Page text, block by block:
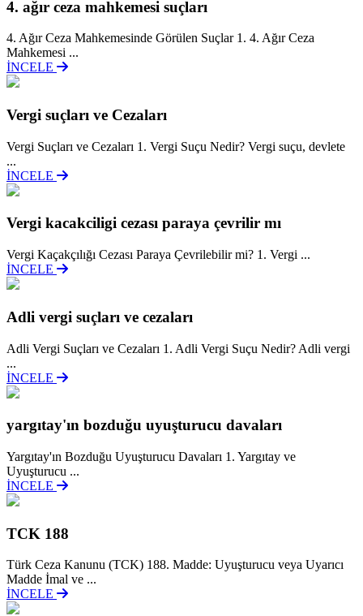
4. ağır ceza mahkemesi suçları
4. Ağır Ceza Mahkemesinde Görülen Suçlar 1. 4. Ağır Ceza
Mahkemesi ...
İNCELE
Vergi suçları ve Cezaları
Vergi Suçları ve Cezaları 1. Vergi Suçu Nedir? Vergi suçu, devlete
...
İNCELE
Vergi kacakciligi cezası paraya çevrilir mı
Vergi Kaçakçılığı Cezası Paraya Çevrilebilir mi? 1. Vergi ...
İNCELE
Adli vergi suçları ve cezaları
Adli Vergi Suçları ve Cezaları 1. Adli Vergi Suçu Nedir? Adli vergi
...
İNCELE
yargıtay'ın bozduğu uyuşturucu davaları
Yargıtay'ın Bozduğu Uyuşturucu Davaları 1. Yargıtay ve
Uyuşturucu ...
İNCELE
TCK 188
Türk Ceza Kanunu (TCK) 188. Madde: Uyuşturucu veya Uyarıcı
Madde İmal ve ...
İNCELE